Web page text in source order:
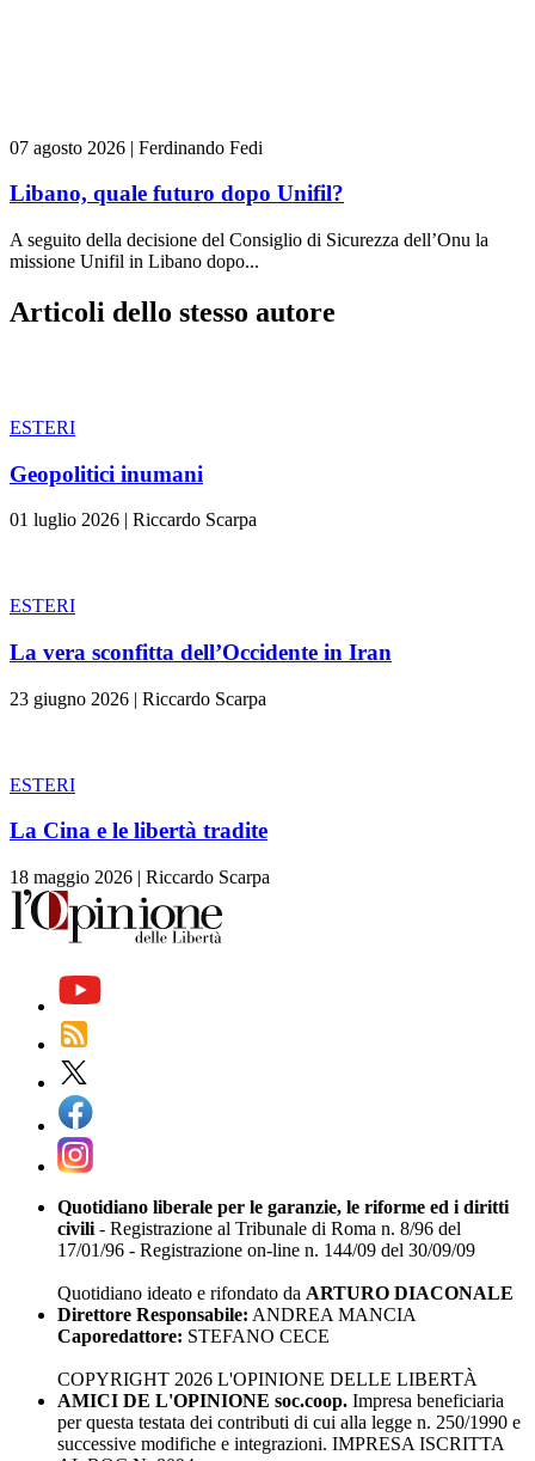
07 agosto 2026 | Ferdinando Fedi
Libano, quale futuro dopo Unifil?
A seguito della decisione del Consiglio di Sicurezza dell’Onu la
missione Unifil in Libano dopo...
Articoli dello stesso autore
ESTERI
Geopolitici inumani
01 luglio 2026 | Riccardo Scarpa
ESTERI
La vera sconfitta dell’Occidente in Iran
23 giugno 2026 | Riccardo Scarpa
ESTERI
La Cina e le libertà tradite
18 maggio 2026 | Riccardo Scarpa
Quotidiano liberale per le garanzie, le riforme ed i diritti
civili - Registrazione al Tribunale di Roma n. 8/96 del
17/01/96 - Registrazione on-line n. 144/09 del 30/09/09
Quotidiano ideato e rifondato da ARTURO DIACONALE
Direttore Responsabile: ANDREA MANCIA
Caporedattore: STEFANO CECE
COPYRIGHT 2026 L'OPINIONE DELLE LIBERTÀ
AMICI DE L'OPINIONE soc.coop. Impresa beneficiaria
per questa testata dei contributi di cui alla legge n. 250/1990 e
successive modifiche e integrazioni. IMPRESA ISCRITTA